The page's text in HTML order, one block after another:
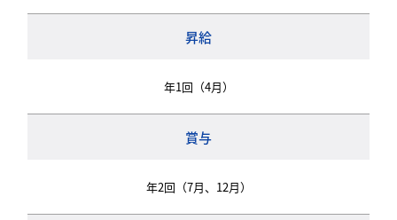
昇給
年1回（4月）
賞与
年2回（7月、12月）